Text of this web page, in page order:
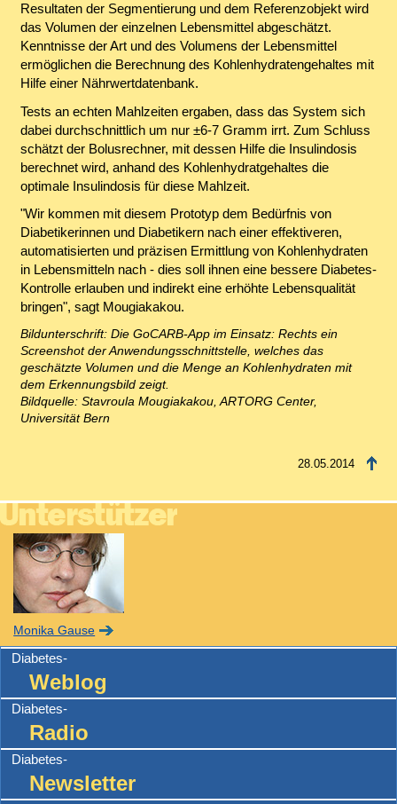
Resultaten der Segmentierung und dem Referenzobjekt wird
das Volumen der einzelnen Lebensmittel abgeschätzt.
Kenntnisse der Art und des Volumens der Lebensmittel
ermöglichen die Berechnung des Kohlenhydratengehaltes mit
Hilfe einer Nährwertdatenbank.
Tests an echten Mahlzeiten ergaben, dass das System sich
dabei durchschnittlich um nur ±6-7 Gramm irrt. Zum Schluss
schätzt der Bolusrechner, mit dessen Hilfe die Insulindosis
berechnet wird, anhand des Kohlenhydratgehaltes die
optimale Insulindosis für diese Mahlzeit.
"Wir kommen mit diesem Prototyp dem Bedürfnis von
Diabetikerinnen und Diabetikern nach einer effektiveren,
automatisierten und präzisen Ermittlung von Kohlenhydraten
in Lebensmitteln nach - dies soll ihnen eine bessere Diabetes-
Kontrolle erlauben und indirekt eine erhöhte Lebensqualität
bringen", sagt Mougiakakou.
Bildunterschrift: Die GoCARB-App im Einsatz: Rechts ein
Screenshot der Anwendungsschnittstelle, welches das
geschätzte Volumen und die Menge an Kohlenhydraten mit
dem Erkennungsbild zeigt.
Bildquelle: Stavroula Mougiakakou, ARTORG Center,
Universität Bern
28.05.2014
Monika Gause
Diabetes-
Weblog
Diabetes-
Radio
Diabetes-
Newsletter